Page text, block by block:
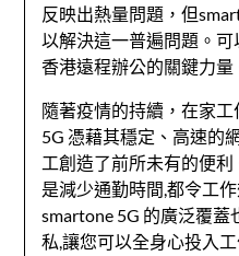
反映出熱量問題，但
以解決這一普遍問題。可
香港遠程辦公的關鍵力量
隨著疫情的持續，在家
5G 憑藉其穩定、高速的
工創造了前所未有的便
是減少通勤時間,都令工
smartone 5G 的廣泛覆
私,讓您可以全身心投入工